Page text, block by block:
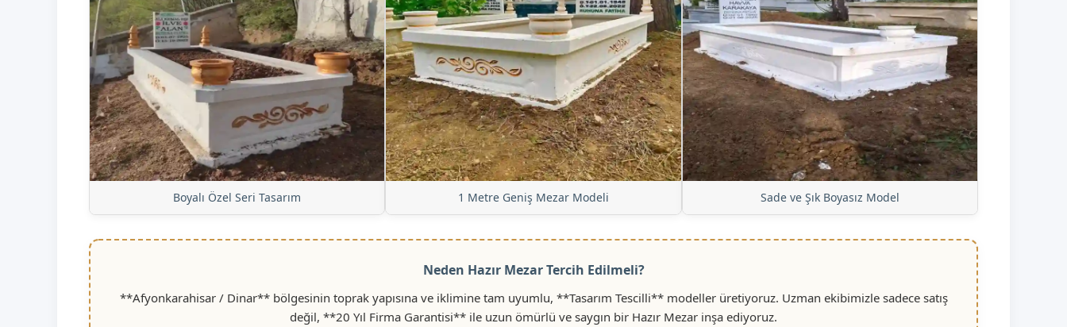
Boyalı Özel Seri Tasarım 1 Metre Geniş Mezar Modeli Sade ve Şık Boyasız Model
Neden Hazır Mezar Tercih Edilmeli?
**Afyonkarahisar / Dinar** bölgesinin toprak yapısına ve iklimine tam uyumlu, **Tasarım Tescilli** modeller üretiyoruz. Uzman ekibimizle sadece satış
değil, **20 Yıl Firma Garantisi** ile uzun ömürlü ve saygın bir Hazır Mezar inşa ediyoruz.